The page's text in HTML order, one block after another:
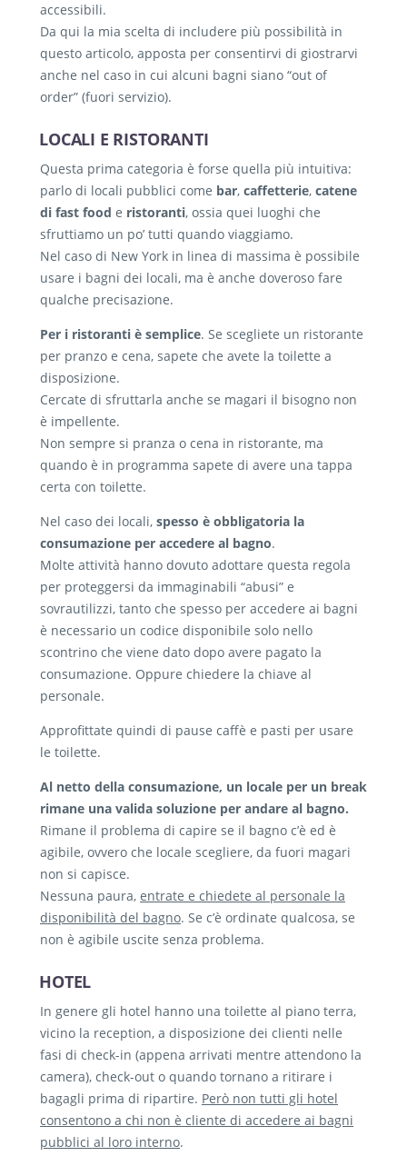
accessibili.
Da qui la mia scelta di includere più possibilità in
questo articolo, apposta per consentirvi di giostrarvi
anche nel caso in cui alcuni bagni siano “out of
order” (fuori servizio).
LOCALI E RISTORANTI
Questa prima categoria è forse quella più intuitiva:
parlo di locali pubblici come bar, caffetterie, catene
di fast food e ristoranti, ossia quei luoghi che
sfruttiamo un po’ tutti quando viaggiamo.
Nel caso di New York in linea di massima è possibile
usare i bagni dei locali, ma è anche doveroso fare
qualche precisazione.
Per i ristoranti è semplice. Se scegliete un ristorante
per pranzo e cena, sapete che avete la toilette a
disposizione.
Cercate di sfruttarla anche se magari il bisogno non
è impellente.
Non sempre si pranza o cena in ristorante, ma
quando è in programma sapete di avere una tappa
certa con toilette.
Nel caso dei locali, spesso è obbligatoria la
consumazione per accedere al bagno.
Molte attività hanno dovuto adottare questa regola
per proteggersi da immaginabili “abusi” e
sovrautilizzi, tanto che spesso per accedere ai bagni
è necessario un codice disponibile solo nello
scontrino che viene dato dopo avere pagato la
consumazione. Oppure chiedere la chiave al
personale.
Approfittate quindi di pause caffè e pasti per usare
le toilette.
Al netto della consumazione, un locale per un break
rimane una valida soluzione per andare al bagno.
Rimane il problema di capire se il bagno c’è ed è
agibile, ovvero che locale scegliere, da fuori magari
non si capisce.
Nessuna paura, entrate e chiedete al personale la
disponibilità del bagno. Se c’è ordinate qualcosa, se
non è agibile uscite senza problema.
HOTEL
In genere gli hotel hanno una toilette al piano terra,
vicino la reception, a disposizione dei clienti nelle
fasi di check-in (appena arrivati mentre attendono la
camera), check-out o quando tornano a ritirare i
bagagli prima di ripartire. Però non tutti gli hotel
consentono a chi non è cliente di accedere ai bagni
pubblici al loro interno.